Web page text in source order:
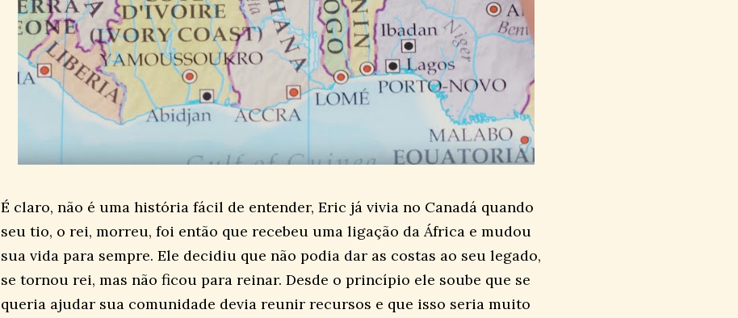
É claro, não é uma história fácil de entender, Eric já vivia no Canadá quando
seu tio, o rei, morreu, foi então que recebeu uma ligação da África e mudou
sua vida para sempre. Ele decidiu que não podia dar as costas ao seu legado,
se tornou rei, mas não ficou para reinar. Desde o princípio ele soube que se
queria ajudar sua comunidade devia reunir recursos e que isso seria muito